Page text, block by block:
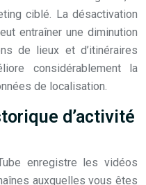
ciblé. La désactivation
entraîner une diminution
de lieux et d’itinéraires
considérablement la
de localisation.
d’activité
enregistre les vidéos
auxquelles vous êtes